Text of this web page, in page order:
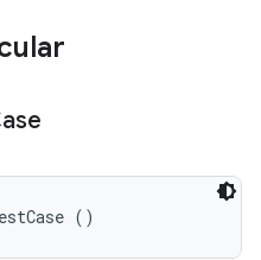
()